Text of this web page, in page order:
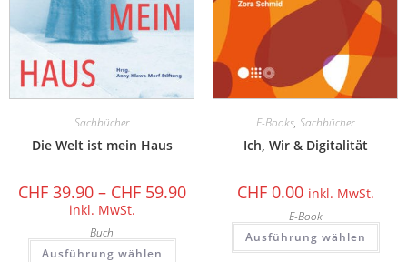
Sachbücher
Die Welt ist mein Haus
CHF39.90 – CHF59.90
inkl. MwSt.
Buch
Ausführung wählen
E-Books, Sachbücher
Ich, Wir & Digitalität
CHF0.00 inkl. MwSt.
E-Book
Ausführung wählen